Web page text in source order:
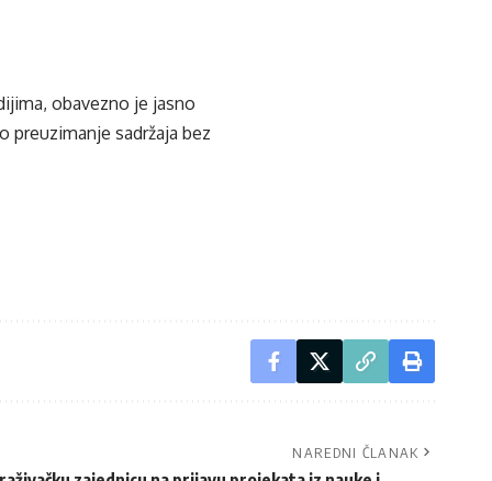
obavezno je jasno
preuzimanje sadržaja bez
NAREDNI ČLANAK